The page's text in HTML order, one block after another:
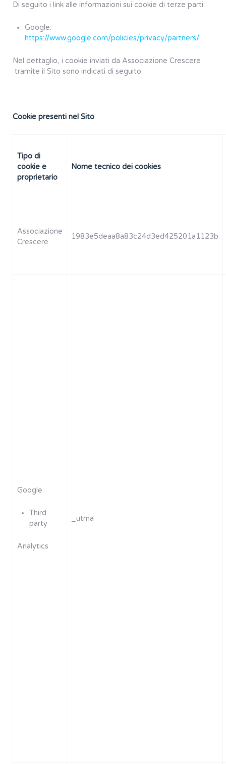
Di seguito i link alle informazioni sui cookie di terze parti:
Google:
https://www.google.com/policies/privacy/partners/
Nel dettaglio, i cookie inviati da Associazione Crescere
tramite il Sito sono indicati di seguito:
Cookie presenti nel Sito
Tipo di
cookie e
proprietario
Nome tecnico dei cookies
Associazione
Crescere
1983e5deaa8a83c24d3ed425201a1123b
Google
Third
party
Analytics
_utma